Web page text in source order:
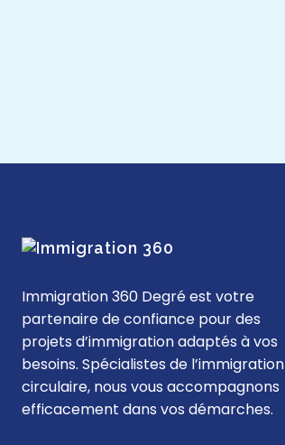
Immigration 360 Degré est votre
partenaire de confiance pour des
projets d’immigration adaptés à vos
besoins. Spécialistes de l’immigration
circulaire, nous vous accompagnons
efficacement dans vos démarches.